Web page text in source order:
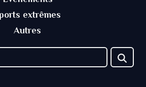
extrêmes
Autres